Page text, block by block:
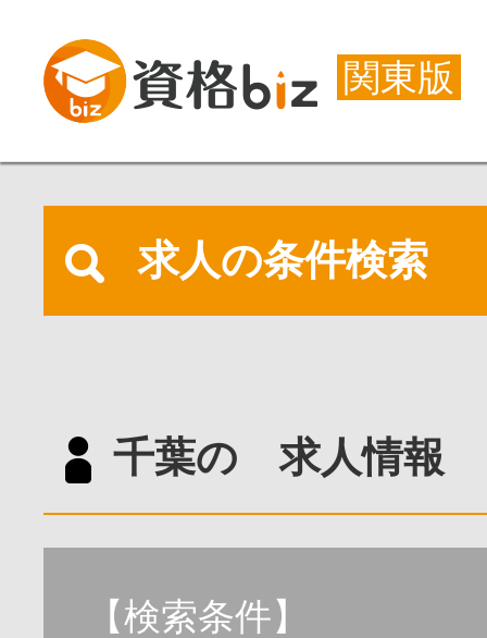
関東版
求人の条件検索
千葉の 求人情報
【検索条件】